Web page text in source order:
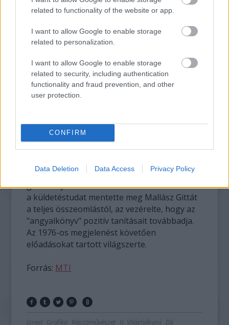
related to functionality of the website or app.
I want to allow Google to enable storage
related to personalization.
I want to allow Google to enable storage
related to security, including authentication
functionality and fraud prevention, and other
user protection.
CONFIRM
Data Deletion Data Access Privacy Policy
a gettóból szeretett volna kimenteni. Ezért
hadiüzemnek álcázott egykori zárdában
Budaligeten - a jelenlegi Lauder Iskola helyén
- a "hadiipari felügyelői" munkát. Amikor a
nyilasok decemberben a varrodában
bújtatott zsidókért jöttek, Mallász Gitta a
szomszédos villában lakó SS-tisztek
nem menekültek el, így őket Ravensbrückbe
deportálták, ahol elpusztultak, József pedig
munkaszolgálatban halt meg. A Párizsban élő
Kardos Gyöngyi Margit, Mallász Gitta egykori
barátnője és szellemi hagyatékának
gondozója elmondta: barátai elvesztése után
a küldetéstudat mentette meg Mallász Gittát
a teljes összeomlástól, az vezérelte, hogy az
"angyalkönyv" pozitív tanításait továbbadja.
Az 1976-os megjelenést követően
előadásokat tartott világszerte.
Forrás: MTI
Izrael Grafika Képzőművészet II. Világháború Díj